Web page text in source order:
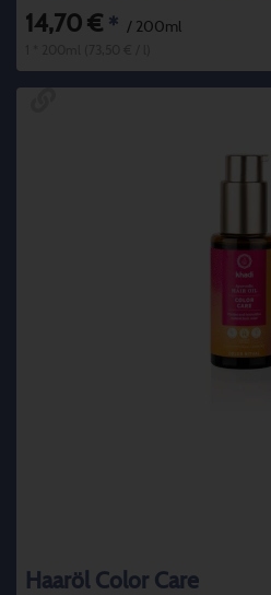
14,70 € * / 200ml
Haaröl Color Care